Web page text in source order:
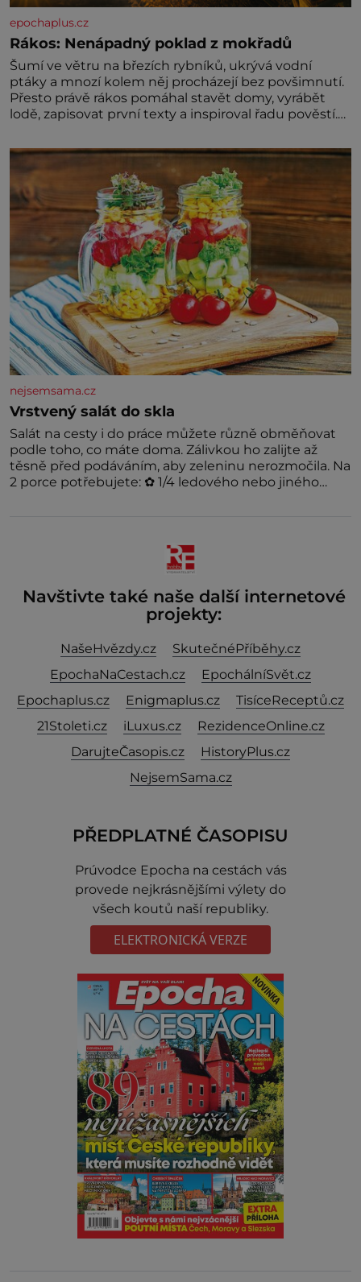
epochaplus.cz
Rákos: Nenápadný poklad z mokřadů
Šumí ve větru na březích rybníků, ukrývá vodní
ptáky a mnozí kolem něj procházejí bez povšimnutí.
Přesto právě rákos pomáhal stavět domy, vyrábět
lodě, zapisovat první texty a inspiroval řadu pověstí.
už tisíce let. Většina lidí vnímá rákos jen jako
obyčejnou kulisu letního koupání. Stačí se však
podívat
nejsemsama.cz
Vrstvený salát do skla
Salát na cesty i do práce můžete různě obměňovat
podle toho, co máte doma. Zálivkou ho zalijte až
těsně před podáváním, aby zeleninu nerozmočila. Na
2 porce potřebujete: ✿ 1/4 ledového nebo jiného
Navštivte také naše další internetové
projekty:
NašeHvězdy.cz
SkutečnéPříběhy.cz
EpochaNaCestach.cz
EpochálníSvět.cz
Epochaplus.cz
Enigmaplus.cz
TisíceReceptů.cz
21Stoleti.cz
iLuxus.cz
RezidenceOnline.cz
DarujteČasopis.cz
HistoryPlus.cz
NejsemSama.cz
PŘEDPLATNÉ ČASOPISU
Prúvodce Epocha na cestách vás
provede nejkrásnějšími výlety do
všech koutů naší republiky.
ELEKTRONICKÁ VERZE